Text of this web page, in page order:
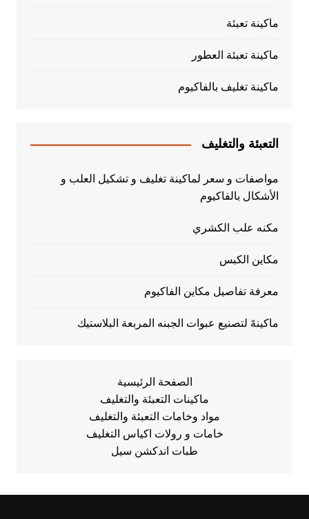
ماكينة تعبئة
ماكينة تعبئة العطور
ماكينة تغليف بالفاكيوم
التعبئة والتغليف
مواصفات و سعر لماكينة تغليف و تشكيل العلب و
الأشكال بالفاكيوم
مكنه علب الكشري
مكاين الكبس
معرفة تفاصيل مكاين الفاكيوم
ماكينهً لتصنيع عبوات الجبنه المربعة البلاستيك
الصفحة الرئيسية
ماكينات التعبئة والتغليف
مواد وخامات التعبئة والتغليف
خامات و رولات اكياس التغليف
طبات اندكشن سيل